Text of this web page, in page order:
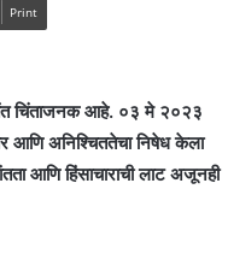
Print
चिंताजनक आहे. ०३ मे २०२३
आणि अनिश्चिततेचा निषेध केला
आणि हिंसाचाराची लाट अजूनही